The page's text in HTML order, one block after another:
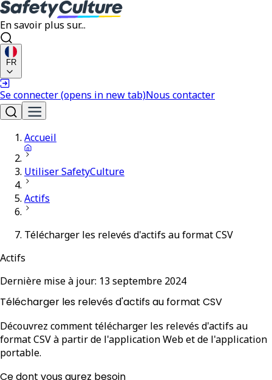
En savoir plus sur...
FR
Se connecter(opens in new tab)Nous contacter
Accueil
Utiliser SafetyCulture
Actifs
Télécharger les relevés d'actifs au format CSV
Actifs
Dernière mise à jour: 13 septembre 2024
Télécharger les relevés d'actifs au format CSV
Découvrez comment télécharger les relevés d'actifs au
format CSV à partir de l'application Web et de l'application
portable.
Ce dont vous aurez besoin